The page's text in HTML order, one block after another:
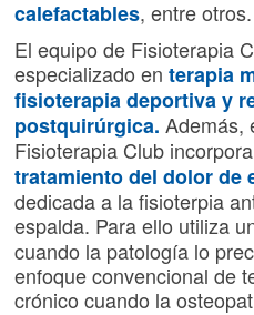
calefactables, entre otros.
El equipo de Fisioterapia
especializado enterapia
fisioterapia deportiva y
postquirúrgica.Además,
Fisioterapia Club
tratamiento del dolor de
dedicada a la fisioterpia
espalda. Para ello utiliza
cuando la patología lo
enfoque convencional de
crónico cuando la